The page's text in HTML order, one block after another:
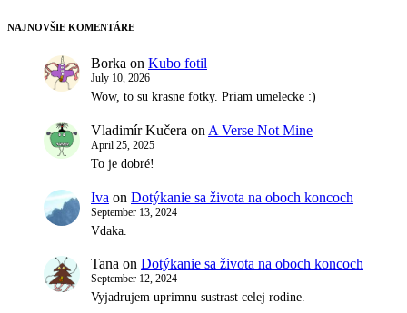
NAJNOVŠIE KOMENTÁRE
Borka on Kubo fotil
July 10, 2026
Wow, to su krasne fotky. Priam umelecke :)
Vladimír Kučera on A Verse Not Mine
April 25, 2025
To je dobré!
Iva on Dotýkanie sa života na oboch koncoch
September 13, 2024
Vdaka.
Tana on Dotýkanie sa života na oboch koncoch
September 12, 2024
Vyjadrujem uprimnu sustrast celej rodine.